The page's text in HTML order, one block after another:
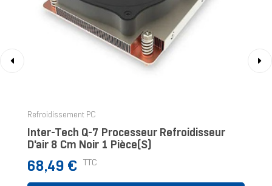
Refroidissement PC
Inter-Tech Q-7 Processeur Refroidisseur
D'air 8 Cm Noir 1 Pièce(s)
Prix
68,49 € TTC